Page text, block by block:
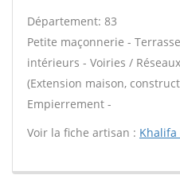
Département: 83
Petite maçonnerie -
intérieurs - Voiries /
(Extension maison,
Empierrement -
Voir la fiche artisan :